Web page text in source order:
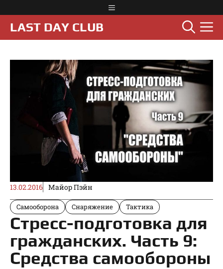
к
содержимому
Меню
LAST DAY CLUB
13.02.2016 Майор Пэйн
Самооборона Снаряжение Тактика
Стресс-подготовка для
гражданских. Часть 9:
Средства самообороны